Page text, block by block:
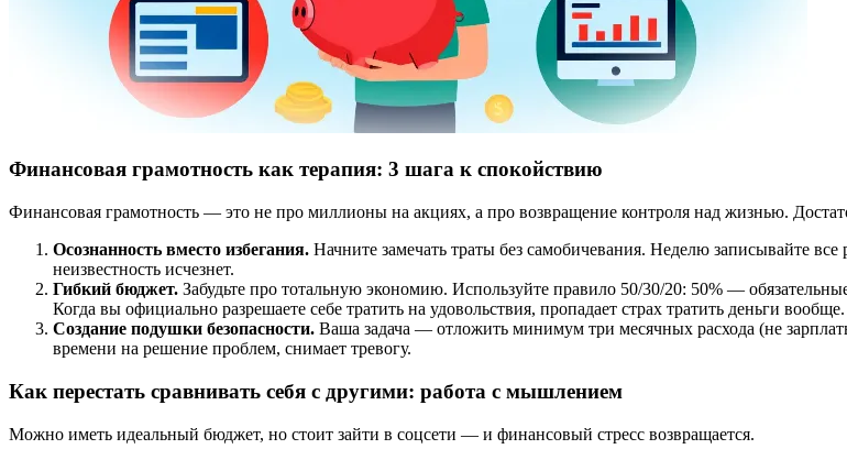
Финансовая грамотность как терапия: 3 шага к спокойствию
Финансовая грамотность — это не про миллионы на акциях, а про возвращение контроля над жизнью.
Осознанность вместо избегания. Начните замечать траты без самобичевания. Неделю записывайте
неизвестность исчезнет.
Гибкий бюджет. Забудьте про тотальную экономию. Используйте правило 50/30/20: 50% —
Когда вы официально разрешаете себе тратить на удовольствия, пропадает страх тратить деньги вообще.
Создание подушки безопасности. Ваша задача — отложить минимум три месячных расхода (не
времени на решение проблем, снимает тревогу.
Как перестать сравнивать себя с другими: работа с мышлением
Можно иметь идеальный бюджет, но стоит зайти в соцсети — и финансовый стресс возвращается.